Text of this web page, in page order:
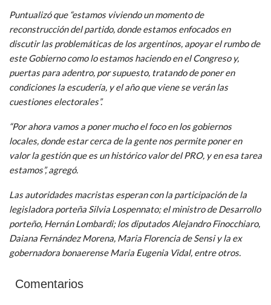
Puntualizó que “estamos viviendo un momento de
reconstrucción del partido, donde estamos enfocados en
discutir las problemáticas de los argentinos, apoyar el rumbo de
este Gobierno como lo estamos haciendo en el Congreso y,
puertas para adentro, por supuesto, tratando de poner en
condiciones la escudería, y el año que viene se verán las
cuestiones electorales”.
“Por ahora vamos a poner mucho el foco en los gobiernos
locales, donde estar cerca de la gente nos permite poner en
valor la gestión que es un histórico valor del PRO, y en esa tarea
estamos”, agregó.
Las autoridades macristas esperan con la participación de la
legisladora porteña Silvia Lospennato; el ministro de Desarrollo
porteño, Hernán Lombardi; los diputados Alejandro Finocchiaro,
Daiana Fernández Morena, Maria Florencia de Sensi y la ex
gobernadora bonaerense Maria Eugenia Vidal, entre otros.
Comentarios